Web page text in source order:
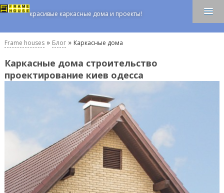
красивые каркасные дома и проекты!
Frame houses» Блог» Каркасные дома
Каркасные дома строительство
проектирование киев одесса